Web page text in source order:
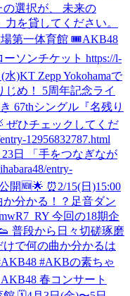
択が、 未来の
を貸してください。
場第一体育館 🎟AKB48
ソンチケット https://l-
水)KT Zepp Yokohamaで
め！ 5周年記念ライ
67thシングル『名残り
ぜひチェックしてくだ
12956832787.html
23日 「手をつなぎなが
entry-
開🆕🌟 ⏰2/15(日)15:00
分かる！？足音ダン
今回の18期企
普段から日々切磋琢磨
で何の曲か分かるは
#AKBの素ちゃ
春コンサート